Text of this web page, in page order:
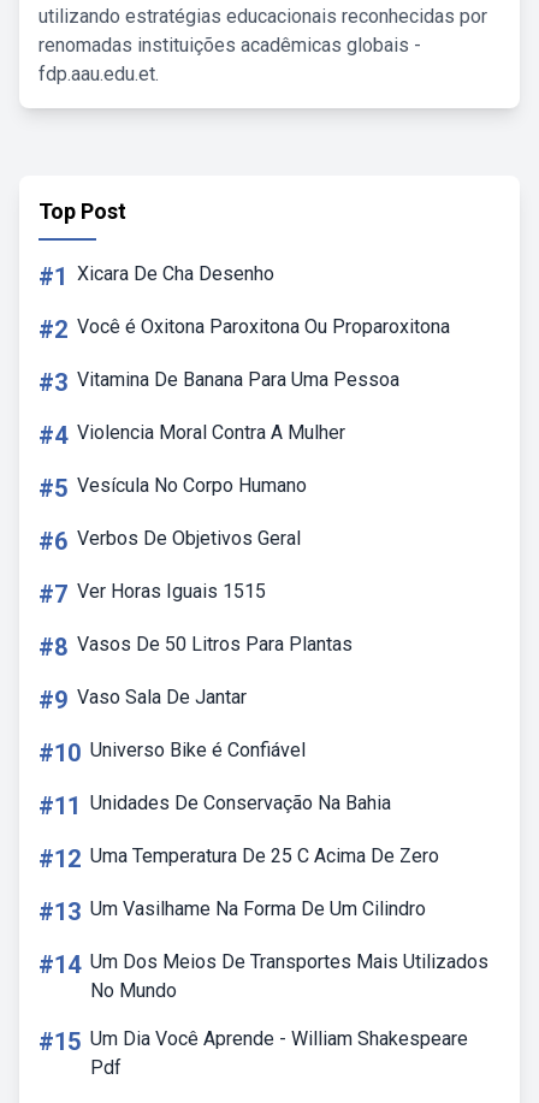
utilizando estratégias educacionais reconhecidas por
renomadas instituições acadêmicas globais -
fdp.aau.edu.et.
Top Post
#1 Xicara De Cha Desenho
#2 Você é Oxitona Paroxitona Ou Proparoxitona
#3 Vitamina De Banana Para Uma Pessoa
#4 Violencia Moral Contra A Mulher
#5 Vesícula No Corpo Humano
#6 Verbos De Objetivos Geral
#7 Ver Horas Iguais 1515
#8 Vasos De 50 Litros Para Plantas
#9 Vaso Sala De Jantar
#10 Universo Bike é Confiável
#11 Unidades De Conservação Na Bahia
#12 Uma Temperatura De 25 C Acima De Zero
#13 Um Vasilhame Na Forma De Um Cilindro
#14 Um Dos Meios De Transportes Mais Utilizados
No Mundo
#15 Um Dia Você Aprende - William Shakespeare
Pdf